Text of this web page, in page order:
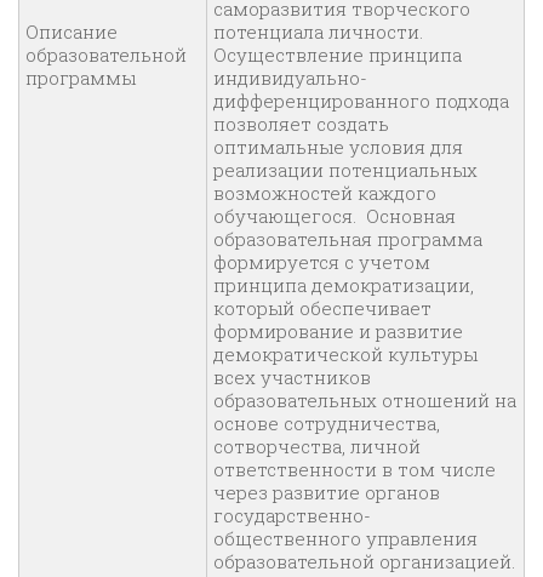
Описание
образовательной
программы
саморазвития творческого
потенциала личности.
Осуществление принципа
индивидуально-
дифференцированного подхода
позволяет создать
оптимальные условия для
реализации потенциальных
возможностей каждого
обучающегося. Основная
образовательная программа
формируется с учетом
принципа демократизации,
который обеспечивает
формирование и развитие
демократической культуры
всех участников
образовательных отношений на
основе сотрудничества,
сотворчества, личной
ответственности в том числе
через развитие органов
государственно-
общественного управления
образовательной организацией.